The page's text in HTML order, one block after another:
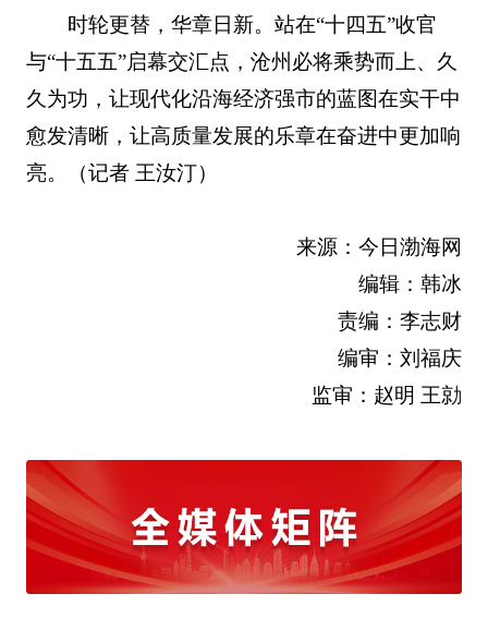
时轮更替，华章日新。站在“十四五”收官
与“十五五”启幕交汇点，沧州必将乘势而上、久
久为功，让现代化沿海经济强市的蓝图在实干中
愈发清晰，让高质量发展的乐章在奋进中更加响
亮。（记者 王汝汀）
来源：今日渤海网
编辑：韩冰
责编：李志财
编审：刘福庆
监审：赵明 王勍